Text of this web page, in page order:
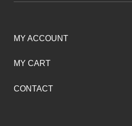
MY ACCOUNT
MY CART
CONTACT